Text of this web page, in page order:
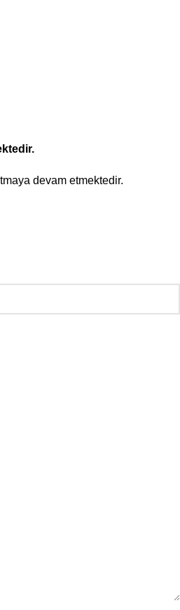
devam etmektedir.